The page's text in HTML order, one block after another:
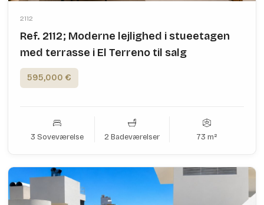
2112
Ref. 2112; Moderne lejlighed i stueetagen
med terrasse i El Terreno til salg
595,000 €
3 Soveværelse 2 Badeværelser 73 m²